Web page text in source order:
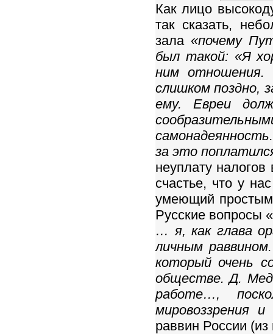
Как лицо
так сказать,
зала «почему
был такой: «Я
ним отношения.
слишком поздно,
ему. Евреи
за это
неуплату
счастье, что у
умеющий простым
Русские вопросы
… я, как глава
личным
который очень
обществе. Д.
работе…,
мировоззрения
раввин России